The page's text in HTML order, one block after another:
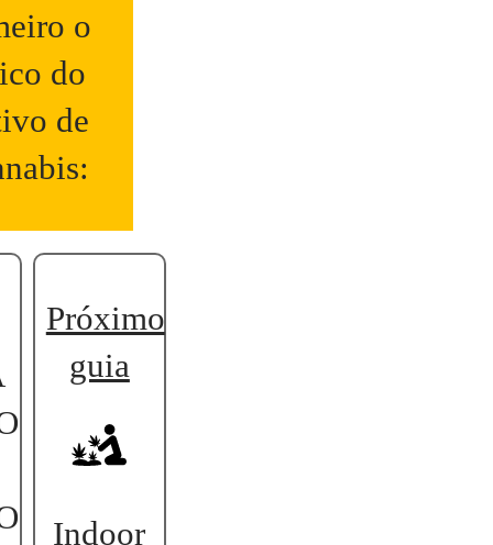
o
do
de
Próximo
guia
Indoor